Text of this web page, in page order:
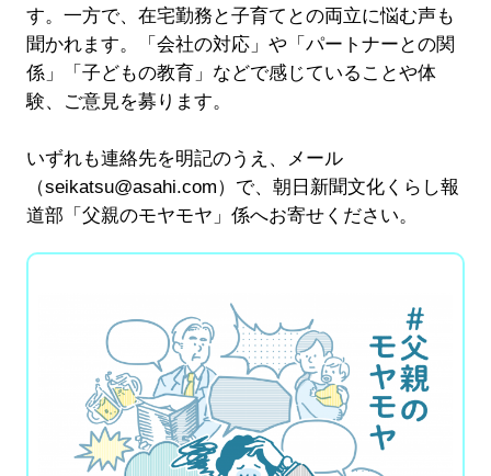
す。一方で、在宅勤務と子育てとの両立に悩む声も
聞かれます。「会社の対応」や「パートナーとの関
係」「子どもの教育」などで感じていることや体
験、ご意見を募ります。
いずれも連絡先を明記のうえ、メール
（seikatsu@asahi.com）で、朝日新聞文化くらし報
道部「父親のモヤモヤ」係へお寄せください。